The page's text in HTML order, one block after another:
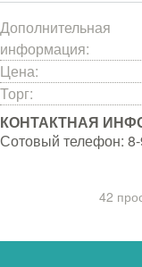
Дополнительная
информация:
Цена:
Торг:
КОНТАКТНАЯ
Сотовый телефон:
42